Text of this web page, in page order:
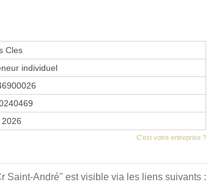
Cles
individuel
C'est votre entreprise ?
Saint-André" est visible via les liens suivants :